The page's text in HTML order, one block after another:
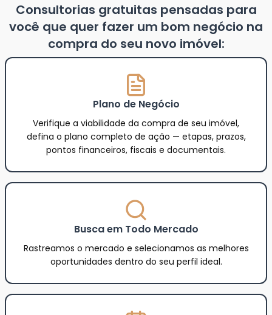
Consultorias gratuitas pensadas para
você que quer fazer um bom negócio na
compra do seu novo imóvel:
Plano de Negócio
Verifique a viabilidade da compra de seu imóvel,
defina o plano completo de ação — etapas, prazos,
pontos financeiros, fiscais e documentais.
Busca em Todo Mercado
Rastreamos o mercado e selecionamos as melhores
oportunidades dentro do seu perfil ideal.